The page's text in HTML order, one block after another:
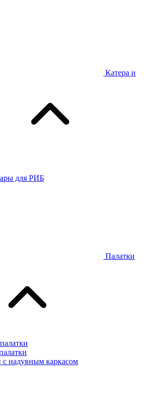
Катера и
для РИБ
Палатки
с надувным каркасом